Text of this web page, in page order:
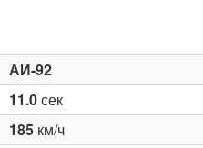
АИ-92
11.0сек
185км/ч